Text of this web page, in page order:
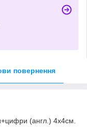
повернення
(англ.) 4х4см.